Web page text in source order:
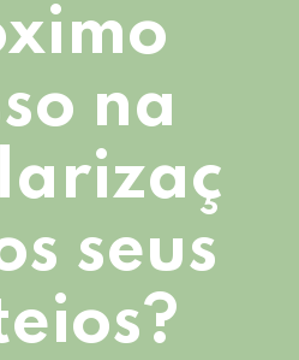
na
seus